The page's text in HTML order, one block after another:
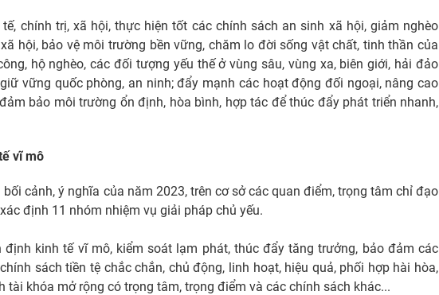
chính trị, xã hội, thực hiện tốt các chính sách an sinh xã hội, giảm nghèo
hội, bảo vệ môi trường bền vững, chăm lo đời sống vật chất, tinh thần của
hộ nghèo, các đối tượng yếu thế ở vùng sâu, vùng xa, biên giới, hải đảo
vững quốc phòng, an ninh; đẩy mạnh các hoạt động đối ngoại, nâng cao
bảo môi trường ổn định, hòa bình, hợp tác để thúc đẩy phát triển nhanh,
vĩ mô
cảnh, ý nghĩa của năm 2023, trên cơ sở các quan điểm, trọng tâm chỉ đạo
định 11 nhóm nhiệm vụ giải pháp chủ yếu.
kinh tế vĩ mô, kiểm soát lạm phát, thúc đẩy tăng trưởng, bảo đảm các
sách tiền tệ chắc chắn, chủ động, linh hoạt, hiệu quả, phối hợp hài hòa,
tài khóa mở rộng có trọng tâm, trọng điểm và các chính sách khác...